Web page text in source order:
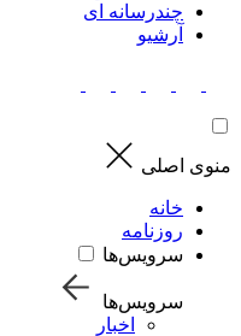
چندرسانه ای
آرشیو
منوی اصلی
خانه
روزنامه
سرویس‌ها
سرویس‌ها
اخبار